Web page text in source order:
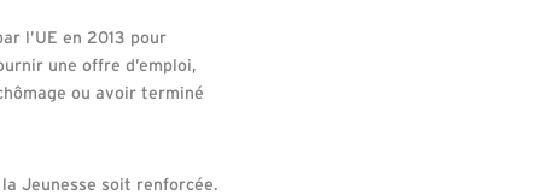
l’UE en 2013 pour
une offre d’emploi,
ou avoir terminé
Jeunesse soit renforcée.